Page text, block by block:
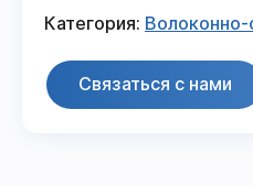
Категория: Волоконно-
Связаться с нами